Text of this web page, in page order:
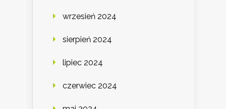
wrzesień 2024
sierpień 2024
lipiec 2024
czerwiec 2024